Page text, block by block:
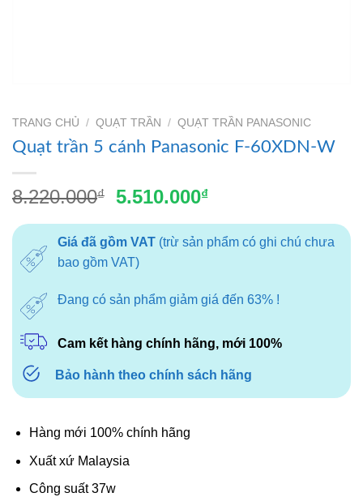
TRANG CHỦ / QUẠT TRẦN / QUẠT TRẦN PANASONIC
Quạt trần 5 cánh Panasonic F-60XDN-W
8.220.000₫
Giá
là:
8.220.000₫.
5.510.000₫Giá
tại
là:
Giá đã gồm VAT(trừ sản phẩm có ghi chú chưa
bao gồm VAT)
Đang có sản phẩm giảm giá đến 63% !
Cam kết hàng chính hãng, mới 100%
Bảo hành theo chính sách hãng
Hàng mới 100% chính hãng
Xuất xứ Malaysia
Công suất 37w